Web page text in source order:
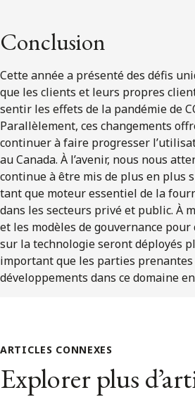
Conclusion
Cette année a présenté des défis
que les clients et leurs propres
sentir les effets de la pandémie de
Parallèlement, ces changements
continuer à faire progresser
au Canada. À l’avenir, nous nous
continue à être mis de plus en plus
tant que moteur essentiel de la
dans les secteurs privé et public. À
et les modèles de gouvernance pour
sur la technologie seront déployés
important que les parties
développements dans ce domaine
ARTICLES CONNEXES
Explorer plus